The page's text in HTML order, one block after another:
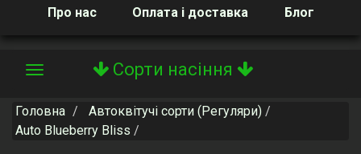
Про нас Оплата і доставка Блог
Сорти насіння
Toggle
Головна
Автоквітучі сорти (Регуляри)
Auto Blueberry Bliss